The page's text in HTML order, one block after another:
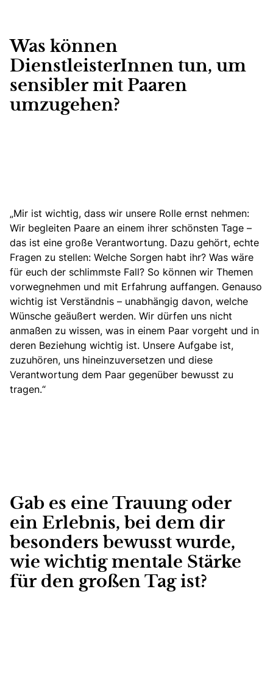
Was können
DienstleisterInnen tun, um
sensibler mit Paaren
umzugehen?
„Mir ist wichtig, dass wir unsere Rolle ernst nehmen:
Wir begleiten Paare an einem ihrer schönsten Tage –
das ist eine große Verantwortung. Dazu gehört, echte
Fragen zu stellen: Welche Sorgen habt ihr? Was wäre
für euch der schlimmste Fall? So können wir Themen
vorwegnehmen und mit Erfahrung auffangen. Genauso
wichtig ist Verständnis – unabhängig davon, welche
Wünsche geäußert werden. Wir dürfen uns nicht
anmaßen zu wissen, was in einem Paar vorgeht und in
deren Beziehung wichtig ist. Unsere Aufgabe ist,
zuzuhören, uns hineinzuversetzen und diese
Verantwortung dem Paar gegenüber bewusst zu
tragen.“
Gab es eine Trauung oder
ein Erlebnis, bei dem dir
besonders bewusst wurde,
wie wichtig mentale Stärke
für den großen Tag ist?